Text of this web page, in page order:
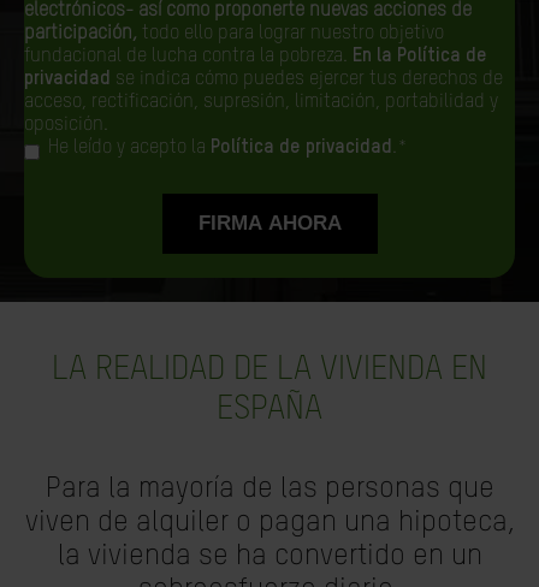
electrónicos- así como proponerte nuevas acciones de
participación, todo ello para lograr nuestro objetivo
fundacional de lucha contra la pobreza. En la Política de
privacidad se indica cómo puedes ejercer tus derechos de
acceso, rectificación, supresión, limitación, portabilidad y
oposición.
He leído y acepto la Política de privacidad . *
LA REALIDAD DE LA VIVIENDA EN
ESPAÑA
Para la mayoría de las personas que
viven de alquiler o pagan una hipoteca,
la vivienda se ha convertido en un